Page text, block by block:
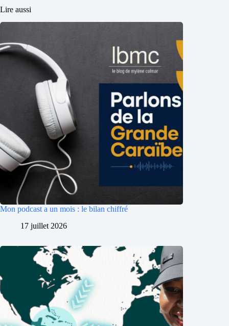
Lire aussi
Mon podcast a un mois : le bilan chiffré
17 juillet 2026